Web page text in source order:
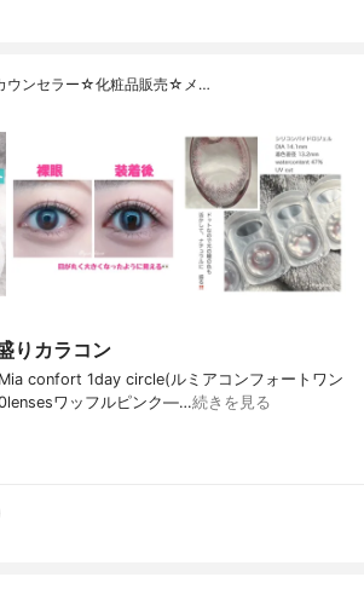
ウンセラー☆化粧品販売☆メ…
りカラコン
1day circle(ルミアコンフォートワン
ワッフルピンク⁡—…続きを見る